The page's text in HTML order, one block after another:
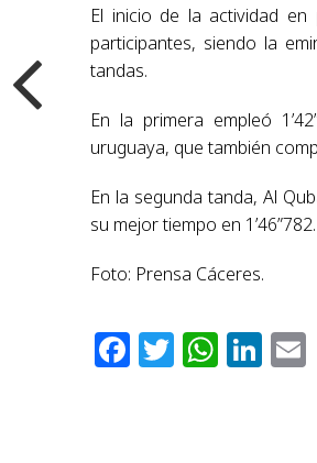
El inicio de la actividad
participantes, siendo la
tandas.
En la primera empleó
uruguaya, que también
En la segunda tanda, Al
su mejor tiempo en 1’46”782.
Foto: Prensa Cáceres.
Facebook
Twitter